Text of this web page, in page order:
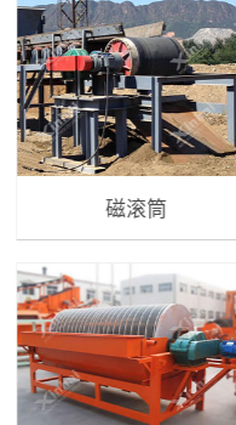
磁滚筒